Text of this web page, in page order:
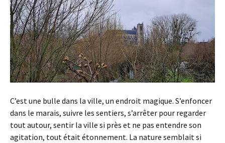
C’est une bulle dans la ville, un endroit magique. S’enfoncer
dans le marais, suivre les sentiers, s’arrêter pour regarder
tout autour, sentir la ville si près et ne pas entendre son
agitation, tout était étonnement. La nature semblait si